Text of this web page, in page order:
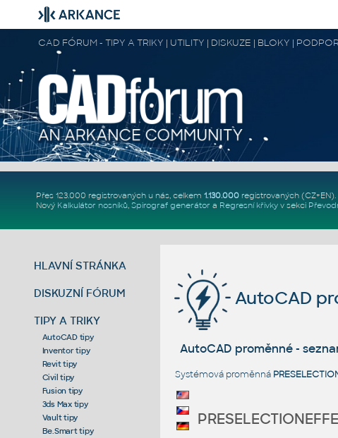
CAD FÓRUM - TIPY A TRIKY | UTILITY | DISKUZE | BLOKY |
Přes 123.000 registrovaných u nás, celkem 1.130.000registrovaných (CZ+EN)
Nový Kalkulátor nosníků, Spirograf generátor a Regresní křivkyv sekci
HLAVNÍ STRÁNKA
DISKUZNÍ FÓRUM
TIPY A TRIKY
AutoCAD tipy
Inventor tipy
Revit tipy
Civil tipy
Fusion tipy
3ds Max tipy
Vault tipy
Be.Smart tipy
AutoCAD
AutoCAD proměnné -
Systémová proměnná